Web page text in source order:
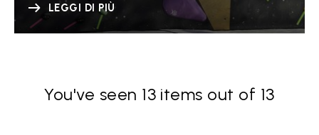
LEGGI DI PIÙ
You've seen 13 items out of 13